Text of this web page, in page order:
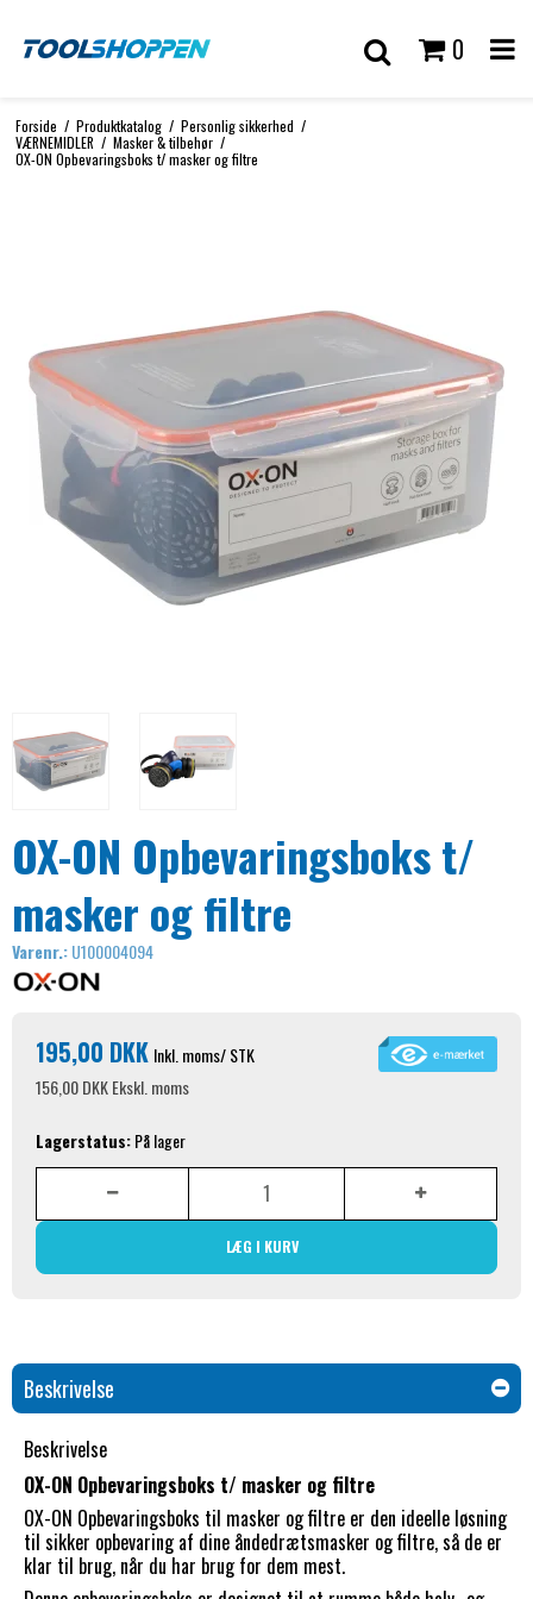
0
Forside / Produktkatalog / Personlig sikkerhed /
VÆRNEMIDLER / Masker & tilbehør /
OX-ON Opbevaringsboks t/ masker og filtre
OX-ON Opbevaringsboks t/
masker og filtre
Varenr.:U100004094
195,00 DKK Inkl. moms/ STK
156,00 DKKEkskl. moms
Lagerstatus:På lager
LÆG I KURV
Beskrivelse
Beskrivelse
OX-ON Opbevaringsboks t/ masker og filtre
OX-ON Opbevaringsboks til masker og filtre er den ideelle løsning
til sikker opbevaring af dine åndedrætsmasker og filtre, så de er
klar til brug, når du har brug for dem mest.